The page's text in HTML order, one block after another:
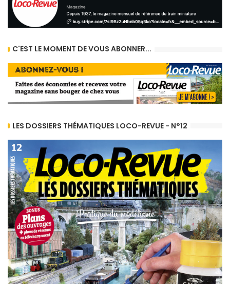
C'EST LE MOMENT DE VOUS ABONNER...
LES DOSSIERS THÉMATIQUES LOCO-REVUE - N°12